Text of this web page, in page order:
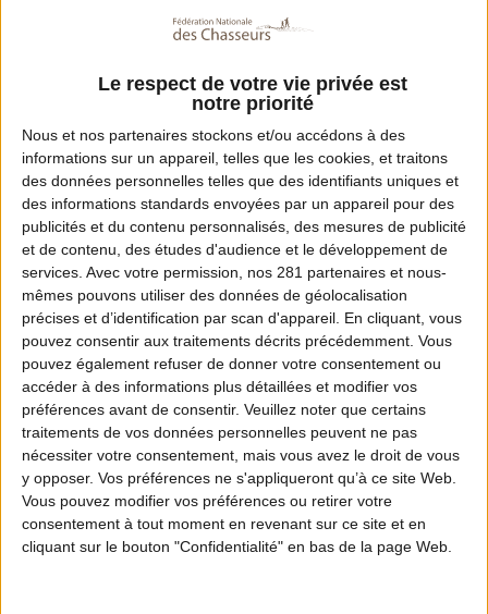
Le respect de votre vie privée est
notre priorité
Nous et nos partenaires stockons et/ou accédons à des
informations sur un appareil, telles que les cookies, et traitons
des données personnelles telles que des identifiants uniques et
des informations standards envoyées par un appareil pour des
publicités et du contenu personnalisés, des mesures de publicité
et de contenu, des études d'audience et le développement de
services. Avec votre permission, nos 281 partenaires et nous-
mêmes pouvons utiliser des données de géolocalisation
précises et d’identification par scan d'appareil. En cliquant, vous
pouvez consentir aux traitements décrits précédemment. Vous
pouvez également refuser de donner votre consentement ou
accéder à des informations plus détaillées et modifier vos
préférences avant de consentir. Veuillez noter que certains
traitements de vos données personnelles peuvent ne pas
nécessiter votre consentement, mais vous avez le droit de vous
y opposer. Vos préférences ne s'appliqueront qu’à ce site Web.
Vous pouvez modifier vos préférences ou retirer votre
consentement à tout moment en revenant sur ce site et en
cliquant sur le bouton "Confidentialité" en bas de la page Web.